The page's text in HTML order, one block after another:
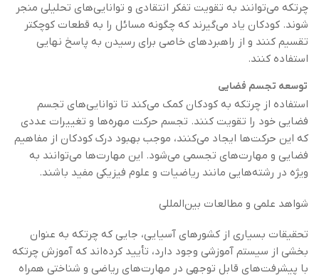
چرتکه می‌توانند به تقویت تفکر انتقادی و توانایی‌های تحلیلی منجر
شوند. کودکان یاد می‌گیرند که چگونه مسائل را به قطعات کوچکتر
تقسیم کنند و از راهبردهای خاصی برای رسیدن به پاسخ نهایی
استفاده کنند.
توسعه تجسم فضایی
استفاده از چرتکه به کودکان کمک می‌کند تا توانایی‌های تجسم
فضایی خود را تقویت کنند. تجسم حرکت مهره‌ها و تغییرات عددی
که این حرکت‌ها ایجاد می‌کنند، موجب بهبود درک کودکان از مفاهیم
فضایی و مهارت‌های تجسمی می‌شود. این مهارت‌ها می‌توانند به
ویژه در رشته‌هایی مانند ریاضیات و علوم فیزیکی مفید باشند.
شواهد علمی و مطالعات بین‌المللی
تحقیقات بسیاری از کشورهای آسیایی، جایی که چرتکه به عنوان
بخشی از سیستم آموزشی وجود دارد، تأیید کرده‌اند که آموزش چرتکه
با پیشرفت‌های قابل توجهی در مهارت‌های ریاضی و شناختی همراه